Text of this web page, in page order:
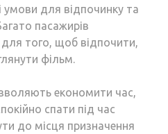
для відпочинку та
пасажирів
того, щоб відпочити,
фільм.
економити час,
спати під час
до місця призначення